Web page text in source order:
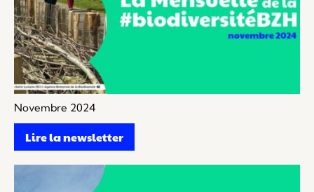
Novembre 2024
Lire la newsletter